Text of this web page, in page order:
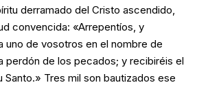
derramado del Cristo ascendido,
convencida: «Arrepentíos, y
uno de vosotros en el nombre de
perdón de los pecados; y recibiréis el
Santo.» Tres mil son bautizados ese